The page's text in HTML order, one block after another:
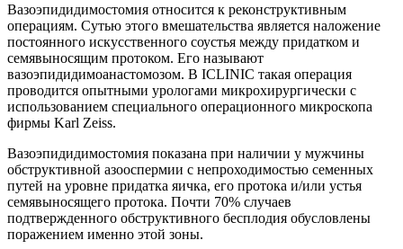
Вазоэпидидимостомия относится к реконструктивным
операциям. Сутью этого вмешательства является наложение
постоянного искусственного соустья между придатком и
семявыносящим протоком. Его называют
вазоэпидидимоанастомозом. В ICLINIC такая операция
проводится опытными урологами микрохирургически с
использованием специального операционного микроскопа
фирмы Karl Zeiss.
Вазоэпидидимостомия показана при наличии у мужчины
обструктивной азооспермии с непроходимостью семенных
путей на уровне придатка яичка, его протока и/или устья
семявыносящего протока. Почти 70% случаев
подтвержденного обструктивного бесплодия обусловлены
поражением именно этой зоны.